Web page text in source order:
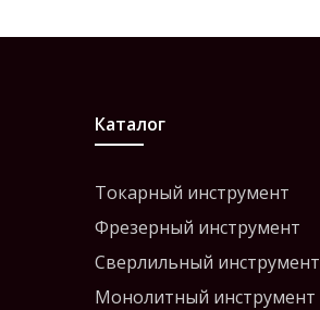
Каталог
Токарный инструмент
Фрезерный инструмент
Сверлильный инструмент
Монолитный инструмент